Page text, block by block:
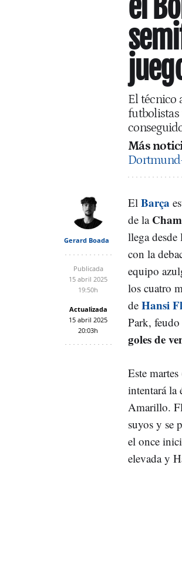
El técnico
futbolistas
Más
Gerard Boada
Publicada
15 abril 2025
19:50h
Actualizada
15 abril 2025
20:03h
El Barça
de la
llega desde
con la
equipo
los cuatro
de Hansi
Park,
goles de
Este
intentará la
Amarillo.
suyos y se
el once
elevada y